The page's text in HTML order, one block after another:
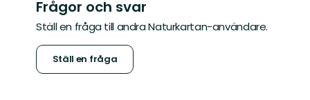
Frågor och svar
Ställ en fråga till andra Naturkartan-användare.
Ställ en fråga